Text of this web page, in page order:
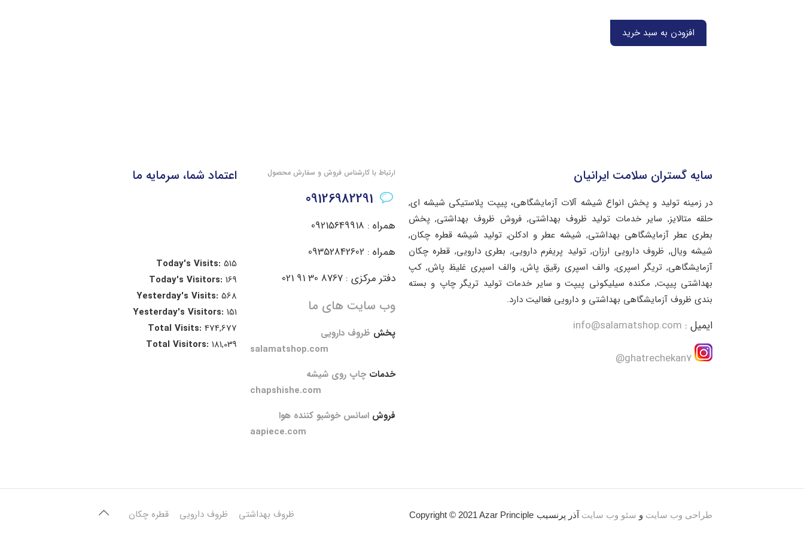
افزودن به سبد خرید
سایه گستران سلامت ایرانیان
در زمینه تولید و پخش انواع شیشه آلات آزمایشگاهی، پیپت پلاستیکی شیشه ای,
حلقه متالایز, سایر خدمات تولید ظروف بهداشتی, فروش ظروف بهداشتی, پخش
بطری عطر آزمایشگاهی بهداشتی, شیشه عطر و ادکلن, تولید شیشه قطره چکان,
شیشه ویال, ظروف دارویی ارزان, تولید پریفرم دارویی, بطری دارویی, قطره چکان
آزمایشگاهی, تریگر اسپری, والف اسپری رقیق پاش, والف اسپری غلیظ پاش, کپ
بهداشتی پیپت, مکنده سیلیکونی پیپت و سایر خدمات تولید تریگر چاپ و بسته
بندی ظروف آزمایشگاهی بهداشتی و دارویی فعالیت دارد.
ایمیل : info@salamatshop.com
ghatrechekan7@
ارتباط با کارشناس فروش و سفارش محصول
همراه : 09215649918
همراه : 09352842602
دفتر مرکزی : 8767 30 91 021
وب سایت های ما
پخش ظروف دارویی
salamatshop.com
خدمات چاپ روی شیشه
chapshishe.com
فروش اسانس خوشبو کننده هوا
aapiece.com
اعتماد شما، سرمایه ما
Today's Visits:515
Today's Visitors:169
Yesterday's Visits:568
Yesterday's Visitors:151
Total Visits:474,677
Total Visitors:181,039
طراحی وب سایت و سئو وب سایت آذر پرنسیب Copyright © 2021 Azar Principle ظروف بهداشتی ظروف دارویی قطره چکان